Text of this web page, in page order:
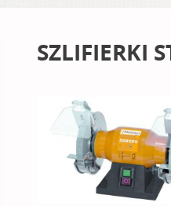
SZLIFIERKI